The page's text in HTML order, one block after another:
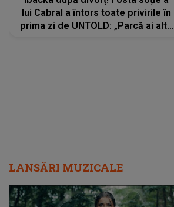
Când DORUL devine muzică, apare
"Nu ajung acasă". Piesa lansată de